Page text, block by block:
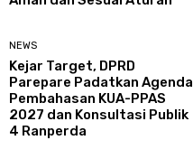
NEWS
Kejar Target, DPRD
Parepare Padatkan Agenda
Pembahasan KUA-PPAS
2027 dan Konsultasi Publik
4 Ranperda